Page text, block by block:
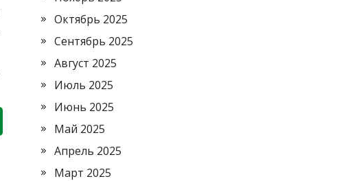
Октябрь 2025
Сентябрь 2025
Август 2025
Июль 2025
Июнь 2025
Май 2025
Апрель 2025
Март 2025